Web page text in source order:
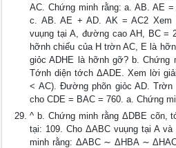
AC. Chứng minh rằng: a. AB. AE
c. AB. AE + AD. AK = AC2
vuụng tại A, đường cao AH, BC =
hỡnh chiếu của H trờn AC, E là
giỏc ADHE là hỡnh gỡ? b.
Tớnh diện tớch ΔADE. Xem lời
< AC). Đường phõn giỏc AD.
cho CDE = BAC = 760. a. Chứng
^ b. Chứng minh rằng ΔDBE cõn,
tại: 109. Cho ΔABC vuụng tại A
minh rằng: ΔABC ∼ ΔHBA ∼